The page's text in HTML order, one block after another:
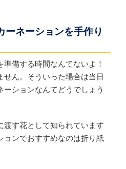
ーネーションを手作り
備する時間なんてないよ！
せん。そういった場合は当日
ションなんてどうでしょう
渡す花として知られています
ョンでおすすめなのは折り紙